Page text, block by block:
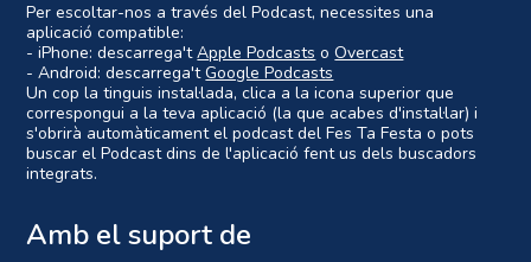
Per escoltar-nos a través del Podcast, necessites una
aplicació compatible:
- iPhone: descarrega'tApple Podcasts oOvercast
- Android: descarrega'tGoogle Podcasts
Un cop la tinguis instal·lada, clica a la icona superior que
correspongui a la teva aplicació (la que acabes d'instal·lar) i
s'obrirà automàticament el podcast del Fes Ta Festa o pots
buscar el Podcast dins de l'aplicació fent us dels buscadors
integrats.
Amb el suport de